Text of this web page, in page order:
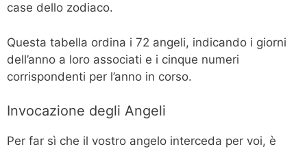
case dello zodiaco.
Questa tabella ordina i 72 angeli, indicando i giorni
dell’anno a loro associati e i cinque numeri
corrispondenti per l’anno in corso.
Invocazione degli Angeli
Per far sì che il vostro angelo interceda per voi, è